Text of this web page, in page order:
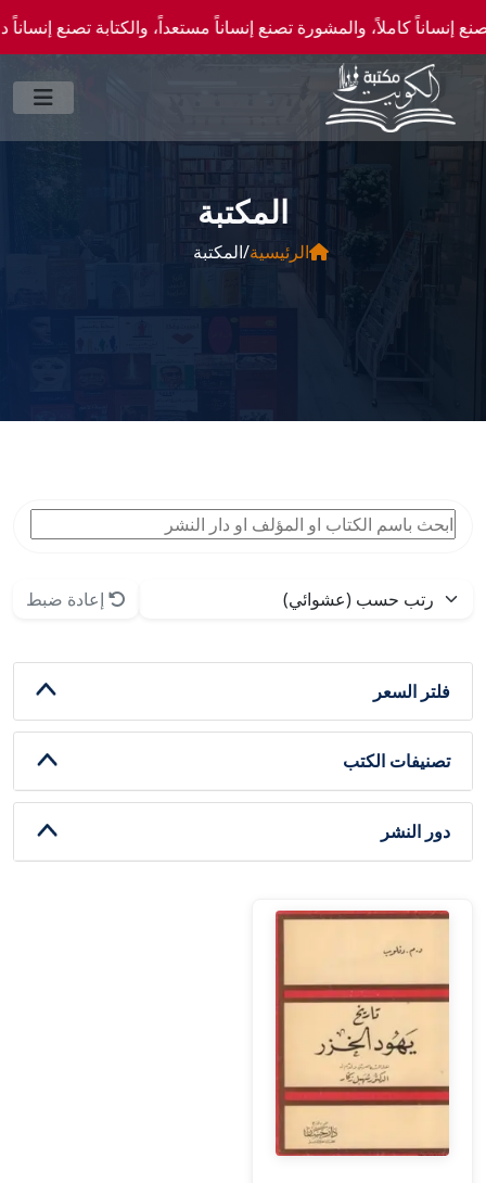
كاملاً، والمشورة تصنع إنساناً مستعداً، والكتابة تصنع إنساناً دقيقاً." —احصل علي
المكتبة
الرئيسية/المكتبة
إعادة ضبط
فلتر السعر
تصنيفات الكتب
دور النشر